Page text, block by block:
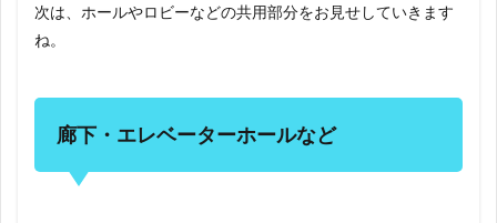
次は、ホールやロビーなどの共用部分をお見せしていきます
ね。
廊下・エレベーターホールなど